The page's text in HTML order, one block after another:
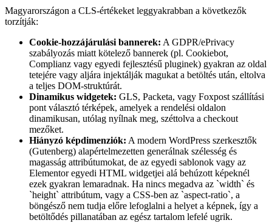
Magyarországon a CLS-értékeket leggyakrabban a következők
torzítják:
Cookie-hozzájárulási bannerek: A GDPR/ePrivacy
szabályozás miatt kötelező bannerek (pl. Cookiebot,
Complianz vagy egyedi fejlesztésű pluginek) gyakran az oldal
tetejére vagy aljára injektálják magukat a betöltés után, eltolva
a teljes DOM-struktúrát.
Dinamikus widgetek: GLS, Packeta, vagy Foxpost szállítási
pont választó térképek, amelyek a rendelési oldalon
dinamikusan, utólag nyílnak meg, széttolva a checkout
mezőket.
Hiányzó képdimenziók: A modern WordPress szerkesztők
(Gutenberg) alapértelmezetten generálnak szélesség és
magasság attribútumokat, de az egyedi sablonok vagy az
Elementor egyedi HTML widgetjei alá behúzott képeknél
ezek gyakran lemaradnak. Ha nincs megadva az `width` és
`height` attribútum, vagy a CSS-ben az `aspect-ratio`, a
böngésző nem tudja előre lefoglalni a helyet a képnek, így a
betöltődés pillanatában az egész tartalom lefelé ugrik.